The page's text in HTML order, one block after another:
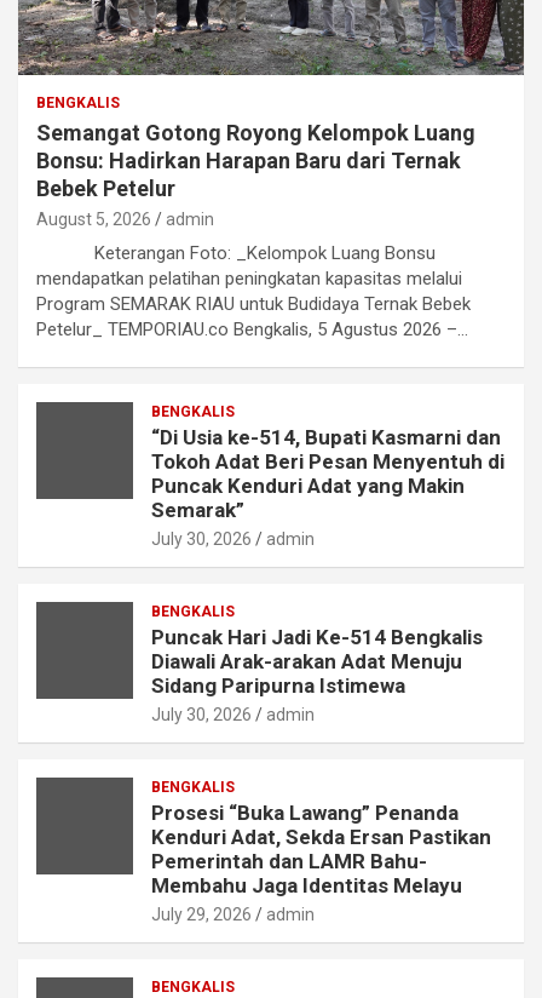
BENGKALIS
Semangat Gotong Royong Kelompok Luang
Bonsu: Hadirkan Harapan Baru dari Ternak
Bebek Petelur
August 5, 2026 admin
Keterangan Foto: _Kelompok Luang Bonsu
mendapatkan pelatihan peningkatan kapasitas melalui
Program SEMARAK RIAU untuk Budidaya Ternak Bebek
Petelur_ TEMPORIAU.co Bengkalis, 5 Agustus 2026 –…
BENGKALIS
“Di Usia ke-514, Bupati Kasmarni dan
Tokoh Adat Beri Pesan Menyentuh di
Puncak Kenduri Adat yang Makin
Semarak”
July 30, 2026 admin
BENGKALIS
Puncak Hari Jadi Ke-514 Bengkalis
Diawali Arak-arakan Adat Menuju
Sidang Paripurna Istimewa
July 30, 2026 admin
BENGKALIS
Prosesi “Buka Lawang” Penanda
Kenduri Adat, Sekda Ersan Pastikan
Pemerintah dan LAMR Bahu-
Membahu Jaga Identitas Melayu
July 29, 2026 admin
BENGKALIS